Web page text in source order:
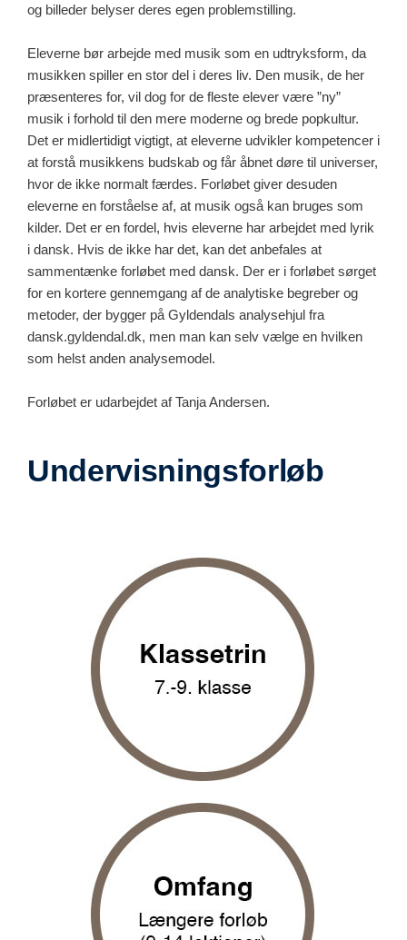
og billeder belyser deres egen problemstilling.
Eleverne bør arbejde med musik som en udtryksform, da
musikken spiller en stor del i deres liv. Den musik, de her
præsenteres for, vil dog for de fleste elever være ”ny”
musik i forhold til den mere moderne og brede popkultur.
Det er midlertidigt vigtigt, at eleverne udvikler kompetencer i
at forstå musikkens budskab og får åbnet døre til universer,
hvor de ikke normalt færdes. Forløbet giver desuden
eleverne en forståelse af, at musik også kan bruges som
kilder. Det er en fordel, hvis eleverne har arbejdet med lyrik
i dansk. Hvis de ikke har det, kan det anbefales at
sammentænke forløbet med dansk. Der er i forløbet sørget
for en kortere gennemgang af de analytiske begreber og
metoder, der bygger på Gyldendals analysehjul fra
dansk.gyldendal.dk, men man kan selv vælge en hvilken
som helst anden analysemodel.
Forløbet er udarbejdet af Tanja Andersen.
Undervisningsforløb